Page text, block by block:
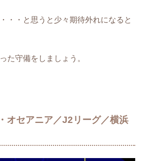
・・と思うと少々期待外れになると
た守備をしましょう。
オセアニア／J2リーグ／横浜